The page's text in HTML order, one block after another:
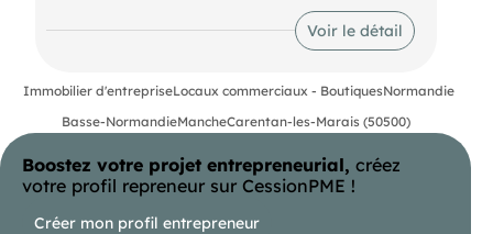
excellente visibilité et une belle luminosité
naturelle. Surface de vente / accueil : env. 57 m2
WC Locaux lumineux avec apport de lumière
existantes Pas de gros travaux à prévoir Toutes
possible) PAS DE RESTAURATION Local idéal
pour bureaux, agence, services, professions
libérales ou commerce de services recherchant
visibilité et fonctionnalité en centre-ville.
Voir le détail
Immobilier d'entrepriseLocaux commerciaux - BoutiquesNormandie
Basse-NormandieMancheCarentan-les-Marais (50500)
Boostez votre projet entrepreneurial, créez
votre profil repreneur sur CessionPME !
Créer mon profil entrepreneur